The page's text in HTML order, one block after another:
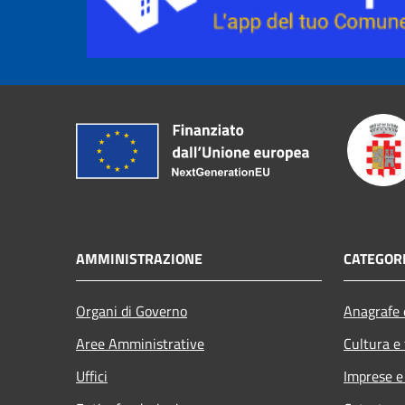
AMMINISTRAZIONE
Organi di Governo
Aree Amministrative
Uffici
Cultura
Imprese